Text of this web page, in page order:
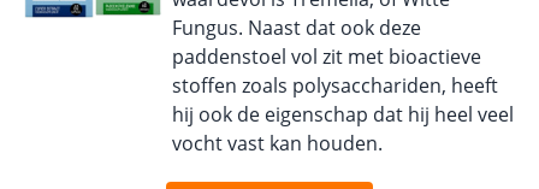
Fungus. Naast dat ook deze
paddenstoel vol zit met bioactieve
stoffen zoals polysacchariden, heeft
hij ook de eigenschap dat hij heel veel
vocht vast kan houden.